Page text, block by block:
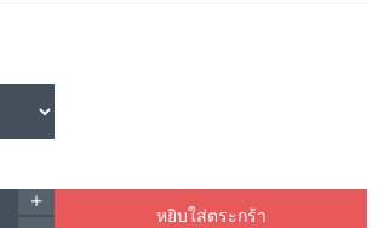
หยิบใส่ตระกร้า